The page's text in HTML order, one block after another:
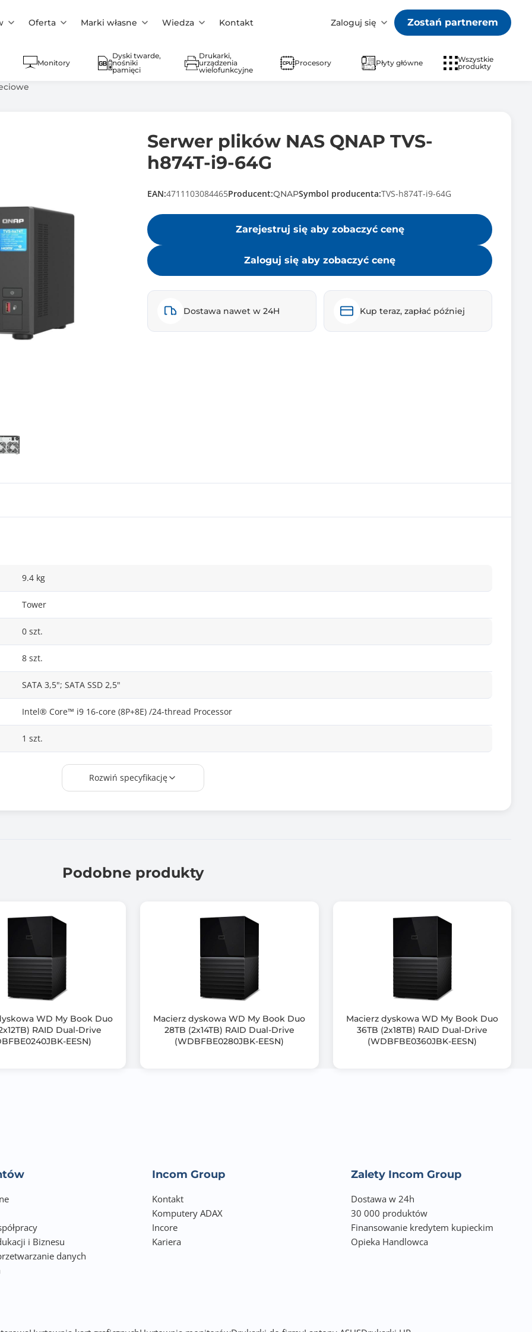
Oferta Marki własne Wiedza Kontakt Zaloguj się Zostań partnerem
Monitory
Dyski twarde,
nośniki
pamięci
Drukarki,
urządzenia
wielofunkcyjne
Procesory Płyty główne
Wszystkie
produkty
Serwer plików NAS QNAP TVS-
h874T-i9-64G
EAN:4711103084465Producent:QNAPSymbol producenta:TVS-h874T-i9-64G
Zarejestruj się aby zobaczyć cenę
Zaloguj się aby zobaczyć cenę
Dostawa nawet w 24H Kup teraz, zapłać później
9.4 kg
Tower
0 szt.
8 szt.
SATA 3,5"; SATA SSD 2,5"
Intel® Core™ i9 16-core (8P+8E) /24-thread Processor
1 szt.
Tak
350W, 100-240V
7.340
Pamięć: 2x 32GB SODIMM DDR4
Pamięć Flash: 5GB (Dual boot OS protection)
GPU pass-through
Wake on LAN (WOL)
2 sloty PCI-e:
Rozwiń specyfikację
Podobne produkty
WD My Book Duo
RAID Dual-Drive
EESN)
Macierz dyskowa WD My Book Duo
28TB (2x14TB) RAID Dual-Drive
(WDBFBE0280JBK-EESN)
Macierz dyskowa WD My Book Duo
36TB (2x18TB) RAID Dual-Drive
(WDBFBE0360JBK-EESN)
i Biznesu
danych
Incom Group
Kontakt
Komputery ADAX
Incore
Kariera
Zalety Incom Group
Dostawa w 24h
30 000 produktów
Finansowanie kredytem kupieckim
Opieka Handlowca